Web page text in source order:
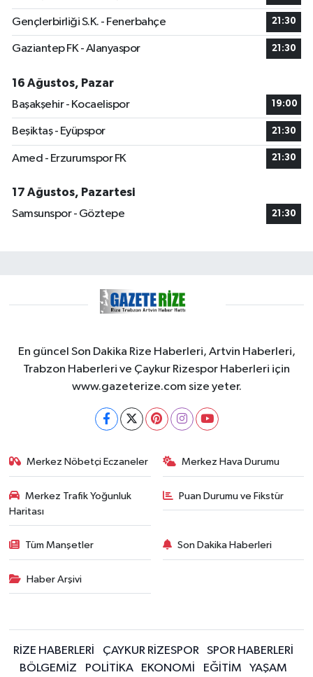
Gençlerbirliği S.K. - Fenerbahçe 21:30
Gaziantep FK - Alanyaspor 21:30
16 Ağustos, Pazar
Başakşehir - Kocaelispor
19:00
Beşiktaş - Eyüpspor 21:30
Amed - Erzurumspor FK 21:30
17 Ağustos, Pazartesi
Samsunspor - Göztepe
21:30
En güncel Son Dakika Rize Haberleri, Artvin Haberleri,
Trabzon Haberleri ve Çaykur Rizespor Haberleri için
www.gazeterize.com size yeter.
Merkez Nöbetçi Eczaneler Merkez Hava Durumu
Merkez Trafik Yoğunluk
Haritası
Puan Durumu ve Fikstür
Tüm Manşetler Son Dakika Haberleri
Haber Arşivi
RİZE HABERLERİ ÇAYKUR RİZESPOR
SPOR HABERLERİ
BÖLGEMİZ
POLİTİKA EKONOMİ EĞİTİM YAŞAM